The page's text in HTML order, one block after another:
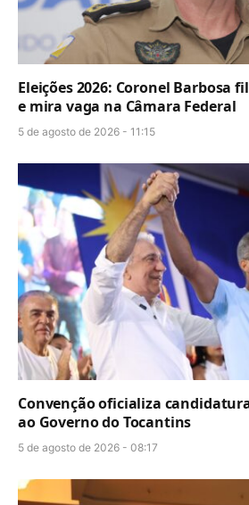
Eleições 2026: Coronel Barbosa
e mira vaga na Câmara Federal
5 de agosto de 2026 - 11:15
Convenção oficializa
ao Governo do Tocantins
5 de agosto de 2026 - 08:17